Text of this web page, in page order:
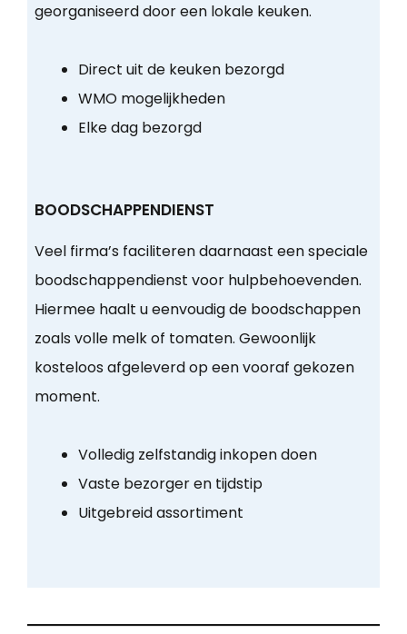
georganiseerd door een lokale keuken.
Direct uit de keuken bezorgd
WMO mogelijkheden
Elke dag bezorgd
BOODSCHAPPENDIENST
Veel firma’s faciliteren daarnaast een speciale
boodschappendienst voor hulpbehoevenden.
Hiermee haalt u eenvoudig de boodschappen
zoals volle melk of tomaten. Gewoonlijk
kosteloos afgeleverd op een vooraf gekozen
moment.
Volledig zelfstandig inkopen doen
Vaste bezorger en tijdstip
Uitgebreid assortiment